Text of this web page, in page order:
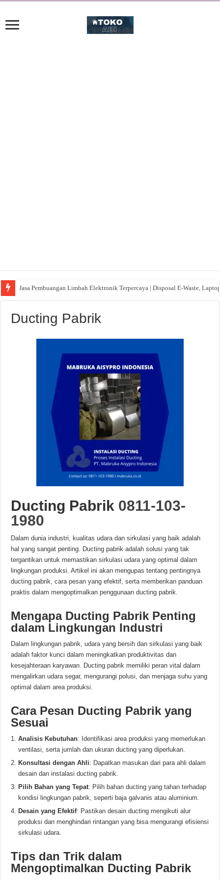
Jasa Pembuangan Limbah Elektronik Terpercaya | Disposal E-Waste,
Ducting Pabrik
Ducting Pabrik 0811-103-
1980
Dalam dunia industri, kualitas udara dan sirkulasi yang baik adalah
hal yang sangat penting. Ducting pabrik adalah solusi yang tak
tergantikan untuk memastikan sirkulasi udara yang optimal dalam
lingkungan produksi. Artikel ini akan mengupas tentang pentingnya
ducting pabrik, cara pesan yang efektif, serta memberikan panduan
praktis dalam mengoptimalkan penggunaan ducting pabrik.
Mengapa Ducting Pabrik Penting
dalam Lingkungan Industri
Dalam lingkungan pabrik, udara yang bersih dan sirkulasi yang baik
adalah faktor kunci dalam meningkatkan produktivitas dan
kesejahteraan karyawan. Ducting pabrik memiliki peran vital dalam
mengalirkan udara segar, mengurangi polusi, dan menjaga suhu yang
optimal dalam area produksi.
Cara Pesan Ducting Pabrik yang
Sesuai
Analisis Kebutuhan: Identifikasi area produksi yang memerlukan
ventilasi, serta jumlah dan ukuran ducting yang diperlukan.
Konsultasi dengan Ahli: Dapatkan masukan dari para ahli dalam
desain dan instalasi ducting pabrik.
Pilih Bahan yang Tepat: Pilih bahan ducting yang tahan terhadap
kondisi lingkungan pabrik, seperti baja galvanis atau aluminium.
Desain yang Efektif: Pastikan desain ducting mengikuti alur
produksi dan menghindari rintangan yang bisa mengurangi efisiensi
sirkulasi udara.
Tips dan Trik dalam
Mengoptimalkan Ducting Pabrik